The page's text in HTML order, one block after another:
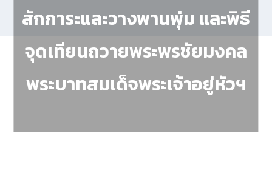
สักการะและวางพานพุ่ม และพิธี
จุดเทียนถวายพระพรชัยมงคล
พระบาทสมเด็จพระเจ้าอยู่หัวฯ